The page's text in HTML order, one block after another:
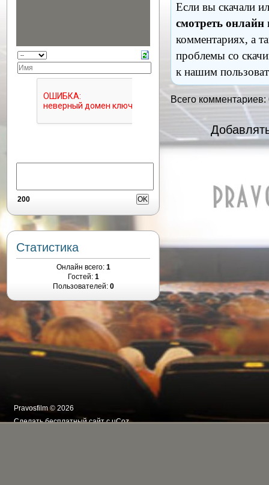
Если вы скачали
смотреть онлайн
комментариях, а
проблемы со
к нашим
Всего комментариев:
200
Статистика
Онлайн всего: 1
Гостей: 1
Пользователей: 0
Pravosfilm © 2026
Сделатьбесплатный сайтсuCoz